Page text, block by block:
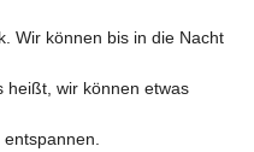
Wir können bis in die Nacht
heißt, wir können etwas